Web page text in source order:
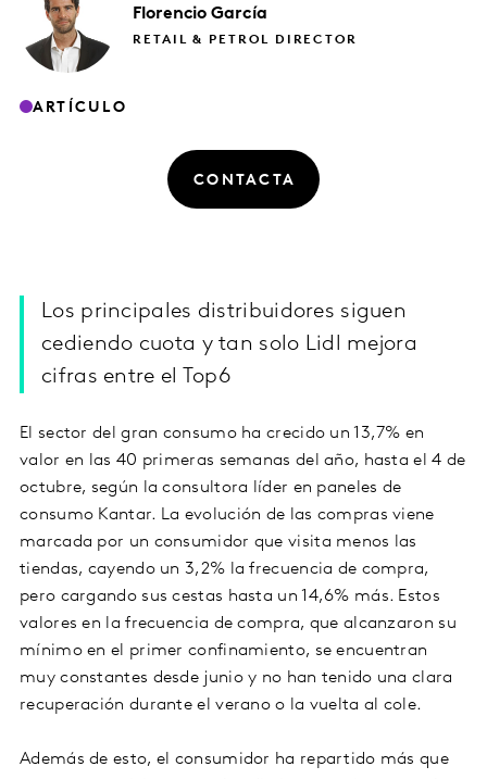
Florencio García
RETAIL & PETROL DIRECTOR
ARTÍCULO
CONTACTA
Los principales distribuidores siguen
cediendo cuota y tan solo Lidl mejora
cifras entre el Top6
El sector del gran consumo ha crecido un 13,7% en
valor en las 40 primeras semanas del año, hasta el 4 de
octubre, según la consultora líder en paneles de
consumo Kantar. La evolución de las compras viene
marcada por un consumidor que visita menos las
tiendas, cayendo un 3,2% la frecuencia de compra,
pero cargando sus cestas hasta un 14,6% más. Estos
valores en la frecuencia de compra, que alcanzaron su
mínimo en el primer confinamiento, se encuentran
muy constantes desde junio y no han tenido una clara
recuperación durante el verano o la vuelta al cole.
Además de esto, el consumidor ha repartido más que